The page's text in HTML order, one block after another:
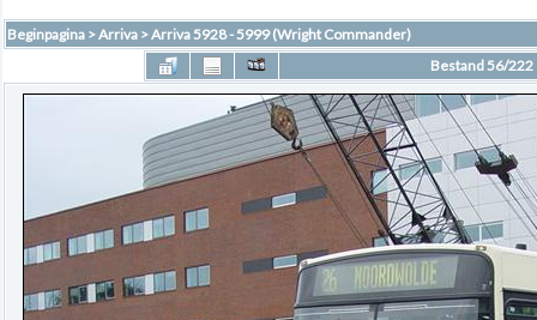
Beginpagina >Arriva >Arriva 5928 - 5999 (Wright Commander)
Bestand 56/222